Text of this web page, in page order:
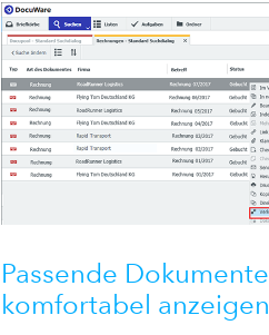
Passende Dokumente
komfortabel anzeigen